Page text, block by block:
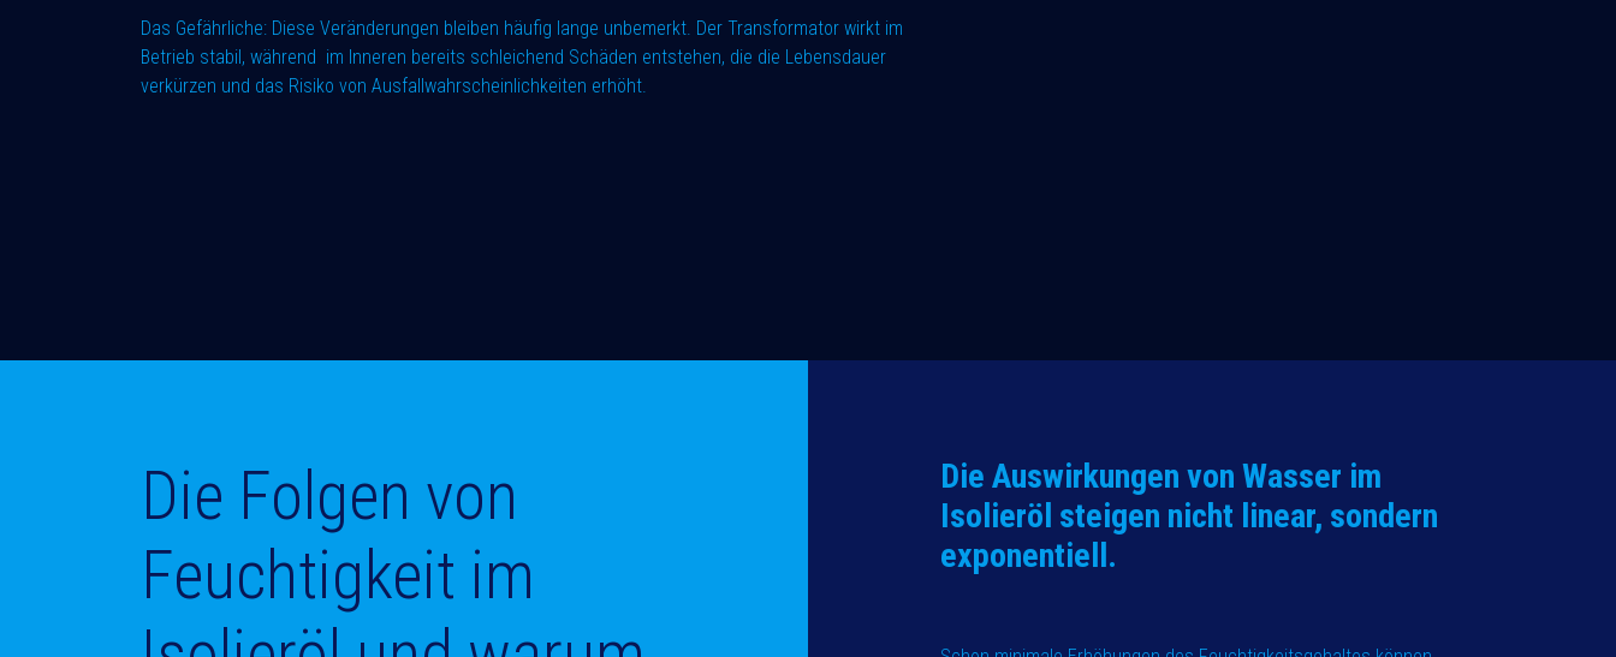
Das Gefährliche: Diese Veränderungen bleiben häufig lange unbemerkt. Der Transformator wirkt im
Betrieb stabil, während im Inneren bereits schleichend Schäden entstehen, die die Lebensdauer
verkürzen und das Risiko von Ausfallwahrscheinlichkeiten erhöht.
Die Folgen von
Feuchtigkeit im
Die Auswirkungen von Wasser im
Isolieröl steigen nicht linear, sondern
exponentiell.